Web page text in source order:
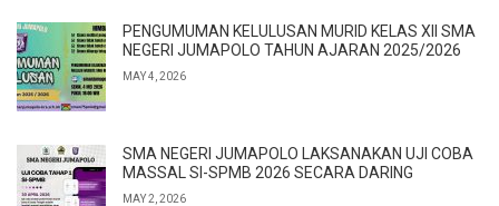
PENGUMUMAN KELULUSAN MURID KELAS XII SMA
NEGERI JUMAPOLO TAHUN AJARAN 2025/2026
MAY 4, 2026
SMA NEGERI JUMAPOLO LAKSANAKAN UJI COBA
MASSAL SI-SPMB 2026 SECARA DARING
MAY 2, 2026